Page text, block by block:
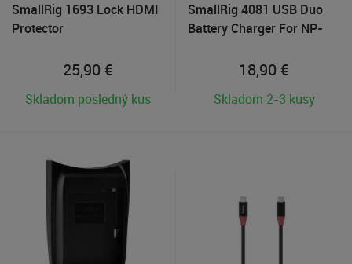
SmallRig 1693 Lock HDMI
Protector
25,90 €
Skladom posledný kus
SmallRig 4081 USB Duo
Battery Charger For NP-
18,90 €
Skladom 2-3 kusy